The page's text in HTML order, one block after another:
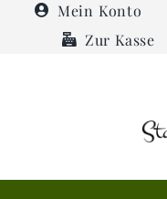
Mein Konto
Zur Kasse